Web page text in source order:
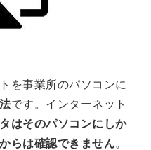
を事業所のパソコンに
です。インターネット
はそのパソコンにしか
らは確認できません。